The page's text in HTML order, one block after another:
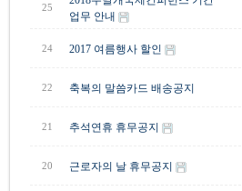
25
업무 안내
24 2017 여름행사 할인
22 축복의 말씀카드 배송공지
21 추석연휴 휴무공지
20 근로자의 날 휴무공지